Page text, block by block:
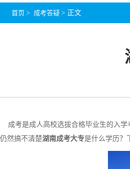
首页 > 成考答疑 > 正文
成考是成人高校选拔合格毕业生的入学
仍然搞不清楚湖南成考大专是什么学历？